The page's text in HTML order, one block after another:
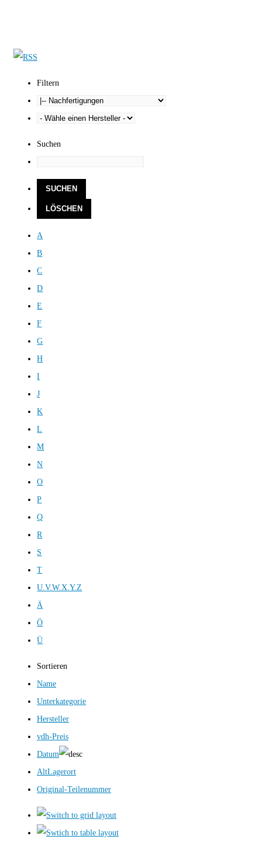
Filtern
Suchen
A
B
C
D
E
F
G
H
I
J
K
L
M
N
O
P
Q
R
S
T
U.V.W.X.Y.Z
Ä
Ö
Ü
Sortieren
Name
Unterkategorie
Hersteller
vdh-Preis
Datum
AltLagerort
Original-Teilenummer